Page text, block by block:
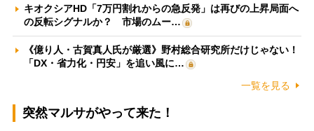
キオクシアHD「7万円割れからの急反発」は再びの上昇局面へ
の反転シグナルか？ 市場のムー…
《億り人・古賀真人氏が厳選》野村総合研究所だけじゃない！
「DX・省力化・円安」を追い風に…
一覧を見る
突然マルサがやって来た！